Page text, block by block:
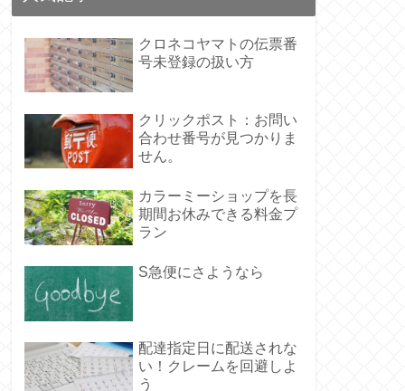
クロネコヤマトの伝票番
号未登録の扱い方
クリックポスト：お問い
合わせ番号が見つかりま
せん。
カラーミーショップを長
期間お休みできる料金プ
ラン
S急便にさようなら
配達指定日に配送されな
い！クレームを回避しよ
う